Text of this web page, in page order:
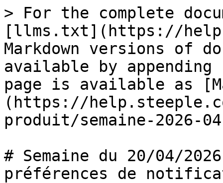
> For the complete
[llms.txt](https://
Markdown versions of
available by
page is available as
(https://
produit/semaine-2026-
# Semaine du 20/04/
préférences de